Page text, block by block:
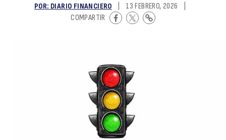
POR: DIARIO FINANCIERO 13 FEBRERO, 2026
COMPARTIR